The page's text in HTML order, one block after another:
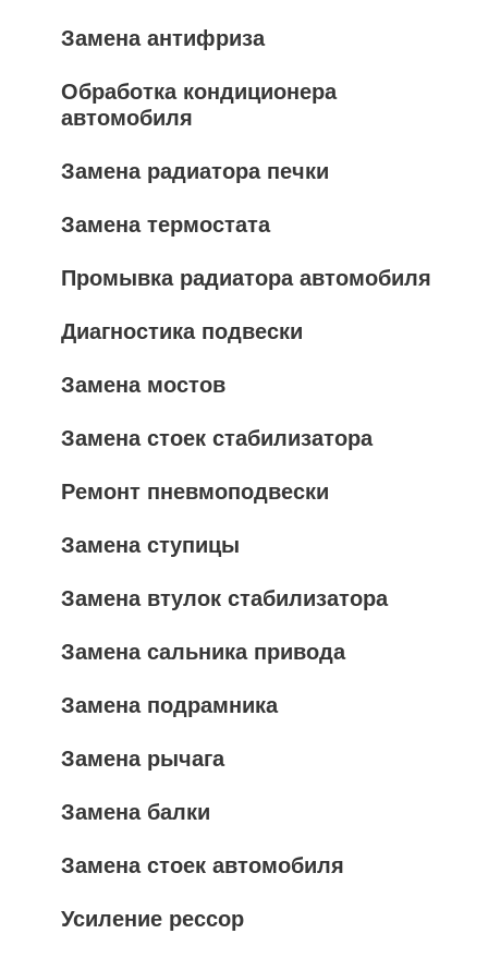
Замена антифриза
Обработка кондиционера
автомобиля
Замена радиатора печки
Замена термостата
Промывка радиатора автомобиля
Диагностика подвески
Замена мостов
Замена стоек стабилизатора
Ремонт пневмоподвески
Замена ступицы
Замена втулок стабилизатора
Замена сальника привода
Замена подрамника
Замена рычага
Замена балки
Замена стоек автомобиля
Усиление рессор